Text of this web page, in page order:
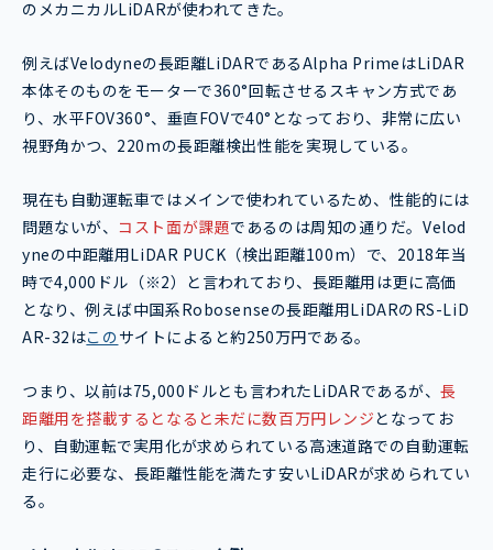
のメカニカルLiDARが使われてきた。
例えばVelodyneの長距離LiDARであるAlpha PrimeはLiDAR
本体そのものをモーターで360°回転させるスキャン方式であ
り、水平FOV360°、垂直FOVで40°となっており、非常に広い
視野角かつ、220mの長距離検出性能を実現している。
現在も自動運転車ではメインで使われているため、性能的には
問題ないが、 コスト面が課題であるのは周知の通りだ。Velod
yneの中距離用LiDAR PUCK（検出距離100m）で、2018年当
時で4,000ドル（※2）と言われており、長距離用は更に高価
となり、例えば中国系Robosenseの長距離用LiDARのRS-LiD
AR-32はこのサイトによると約250万円である。
つまり、以前は75,000ドルとも言われたLiDARであるが、長
距離用を搭載するとなると未だに数百万円レンジとなってお
り、自動運転で実用化が求められている高速道路での自動運転
走行に必要な、長距離性能を満たす安いLiDARが求められてい
る。